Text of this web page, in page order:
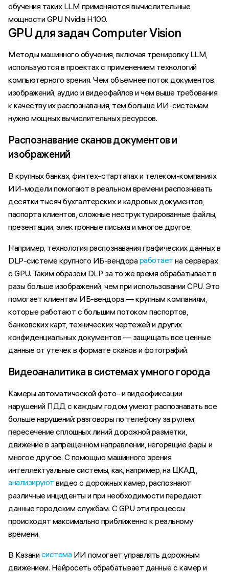
обучения таких LLM применяются вычислительные
мощности GPU Nvidia H100.
GPU для задач Computer Vision
Методы машинного обучения, включая тренировку LLM,
используются в проектах с применением технологий
компьютерного зрения. Чем объемнее поток документов,
изображений, аудио и видеофайлов и чем выше требования
к качеству их распознавания, тем больше ИИ-системам
нужно мощных вычислительных ресурсов.
Распознавание сканов документов и
изображений
В крупных банках, финтех-стартапах и телеком-компаниях
ИИ-модели помогают в реальном времени распознавать
десятки тысяч бухгалтерских и кадровых документов,
паспорта клиентов, сложные неструктурированные файлы,
презентации, электронные письма и многое другое.
Например, технология распознавания графических данных в
DLP-системе крупного ИБ-вендораработает на серверах
с GPU. Таким образом DLP за то же время обрабатывает в
разы больше изображений, чем при использовании CPU. Это
помогает клиентам ИБ-вендора — крупным компаниям,
которые работают с большим потоком паспортов,
банковских карт, технических чертежей и других
конфиденциальных документов — защищать все ценные
данные от утечек в формате сканов и фотографий.
Видеоаналитика в системах умного города
Камеры автоматической фото- и видеофиксации
нарушений ПДД с каждым годом умеют распознавать все
больше нарушений: разговоры по телефону за рулем,
пересечение сплошных линий дорожной разметки,
движение в запрещенном направлении, негорящие фары и
многое другое. С помощью машинного зрения
интеллектуальные системы, как, например, на ЦКАД,
анализируют видео с дорожных камер, распознают
различные инциденты и при необходимости передают
данные городским службам. С GPU эти процессы
происходят максимально приближенно к реальному
времени.
В КазанисистемаИИ помогает управлять дорожным
движением. Нейросеть обрабатывает данные с камер и